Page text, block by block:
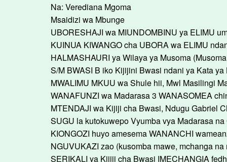
Na: Verediana Mgoma
Msaidizi wa Mbunge
UBORESHAJI wa MIUNDOMBINU ya ELIMU
KUINUA KIWANGO cha UBORA wa ELIMU
HALMASHAURI ya Wilaya ya Musoma
S/M BWASI B iko Kijijini Bwasi ndani ya Kata
MWALIMU MKUU wa Shule hii, Mwl Masilingi
WANAFUNZI wa Madarasa 3 WANASOMEA
MTENDAJI wa Kijiji cha Bwasi, Ndugu Gabriel
SUGU la kutokuwepo Vyumba vya Madarasa
KIONGOZI huyo amesema WANANCHI
NGUVUKAZI zao (kusomba mawe, mchanga
SERIKALI ya Kijiji cha Bwasi IMECHANGIA